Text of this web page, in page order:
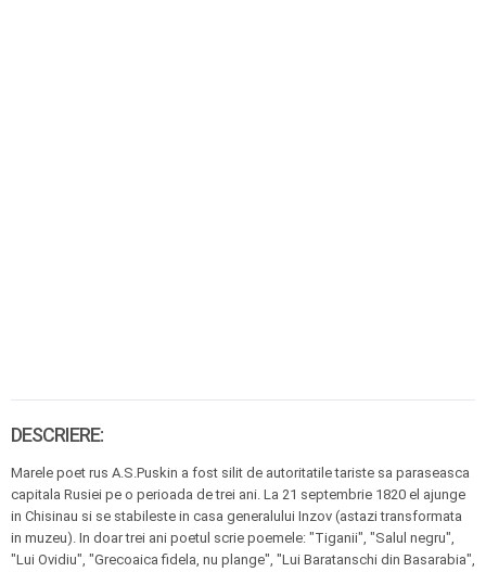
DESCRIERE:
Marele poet rus A.S.Puskin a fost silit de autoritatile tariste sa paraseasca
capitala Rusiei pe o perioada de trei ani. La 21 septembrie 1820 el ajunge
in Chisinau si se stabileste in casa generalului Inzov (astazi transformata
in muzeu). In doar trei ani poetul scrie poemele: "Tiganii", "Salul negru",
"Lui Ovidiu", "Grecoaica fidela, nu plange", "Lui Baratanschi din Basarabia",